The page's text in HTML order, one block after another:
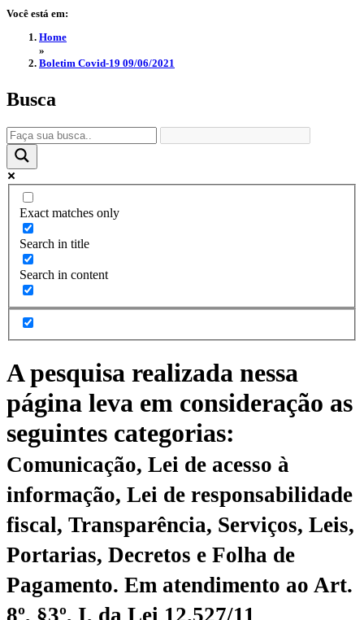
Você está em:
Home
»
Boletim Covid-19 09/06/2021
Busca
Exact matches only
Search in title
Search in content
A pesquisa realizada nessa
página leva em consideração as
seguintes categorias:
Comunicação, Lei de acesso à
informação, Lei de responsabilidade
fiscal, Transparência, Serviços, Leis,
Portarias, Decretos e Folha de
Pagamento. Em atendimento ao Art.